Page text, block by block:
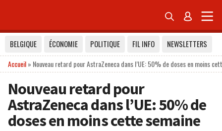
 
BELGIQUE ÉCONOMIE POLITIQUE FIL INFO
NEWSLETTERS
Accueil» Nouveau retard pour AstraZeneca dans l’UE: 50% de doses en moins
Nouveau retard pour
AstraZeneca dans l’UE: 50% de
doses en moins cette semaine